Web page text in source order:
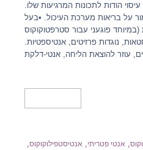
הודות לתכונות המרגיעות שלו.
על בריאות מערכת העיכול. •בעל
(במיוחד פוגעני עבור סטרפטוקוקוס
נוגדות פרזיטים, אנטיספטיות.
עוזר להוצאת הליחה, אנטי-דלקת
, אנטי פטריתי, אנטיסטפילוקוקוס,